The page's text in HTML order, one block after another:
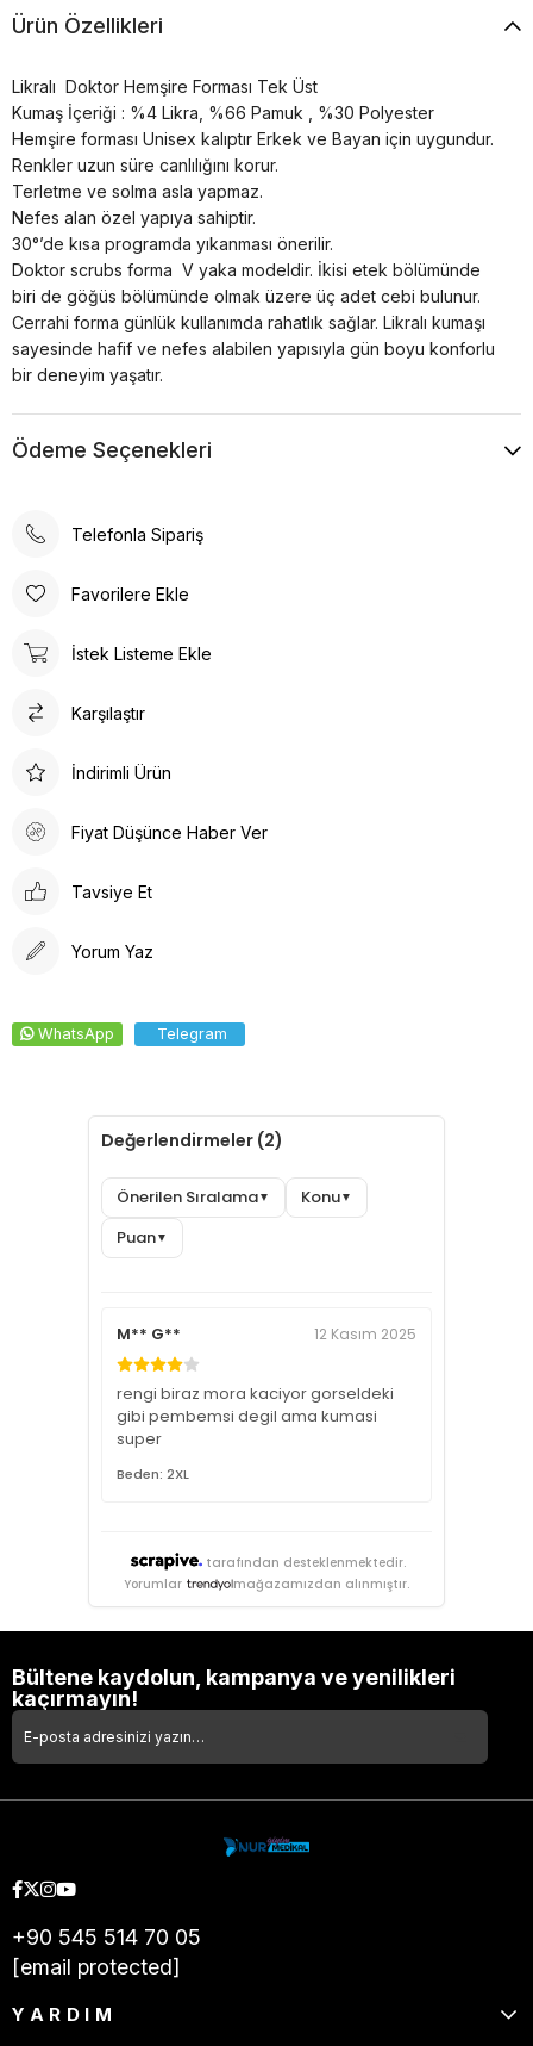
Ürün Özellikleri
Likralı Doktor Hemşire Forması Tek Üst
Kumaş İçeriği : %4 Likra, %66 Pamuk , %30 Polyester
Hemşire forması Unisex kalıptır Erkek ve Bayan için uygundur.
Renkler uzun süre canlılığını korur.
Terletme ve solma asla yapmaz.
Nefes alan özel yapıya sahiptir.
30°’de kısa programda yıkanması önerilir.
Doktor scrubs forma V yaka modeldir. İkisi etek bölümünde
biri de göğüs bölümünde olmak üzere üç adet cebi bulunur.
Cerrahi forma günlük kullanımda rahatlık sağlar. Likralı kumaşı
sayesinde hafif ve nefes alabilen yapısıyla gün boyu konforlu
bir deneyim yaşatır.
Ödeme Seçenekleri
Telefonla Sipariş
Favorilere Ekle
İstek Listeme Ekle
Karşılaştır
İndirimli Ürün
Fiyat Düşünce Haber Ver
Tavsiye Et
Yorum Yaz
WhatsApp Telegram
Değerlendirmeler (2)
Önerilen Sıralama▼ Konu▼
Puan▼
M** G** 12 Kasım 2025
rengi biraz mora kaciyor gorseldeki
gibi pembemsi degil ama kumasi
super
Beden: 2XL
tarafından desteklenmektedir.
Yorumlar
mağazamızdan alınmıştır.
Bültene kaydolun, kampanya ve yenilikleri
kaçırmayın!
+90 545 514 70 05
[email protected]
YARDIM